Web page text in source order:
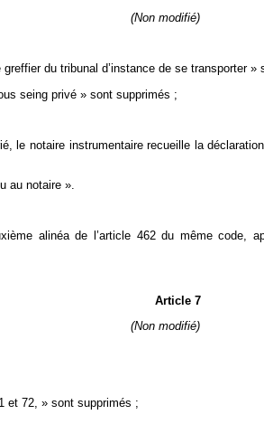
(Non modifié)
du tribunal d’instance de se transporter
seing privé » sont supprimés ;
le notaire instrumentaire recueille la
au notaire ».
alinéa de l’article 462 du même
Article 7
(Non modifié)
et 72, » sont supprimés ;